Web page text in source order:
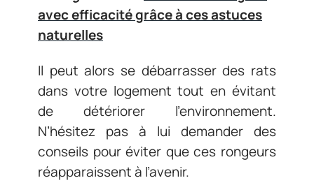
avec efficacité grâce à ces astuces
naturelles
Il peut alors se débarrasser des rats
dans votre logement tout en évitant
de détériorer l’environnement.
N’hésitez pas à lui demander des
conseils pour éviter que ces rongeurs
réapparaissent à l’avenir.